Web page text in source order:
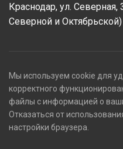
Краснодар, ул. Северная,
Северной и Октябрьской)
Мы используем cookie для
корректного
файлы с информацией о
Отказаться от
настройки браузера.